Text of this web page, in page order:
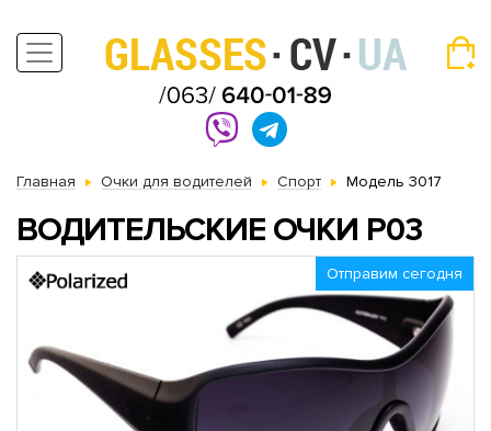
Главная Очки для водителей Спорт Модель 3017
ВОДИТЕЛЬСКИЕ ОЧКИ P03
Отправим сегодня